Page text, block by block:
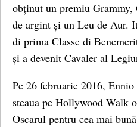
obținut un premiu
de argint și un Leu de Aur.
di prima Classe di
și a devenit Cavaler al
Pe 26 februarie 2016,
steaua pe Hollywood Walk
Oscarul pentru cea mai